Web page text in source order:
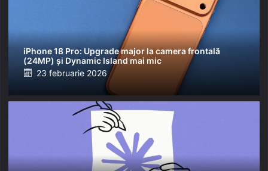
iPhone 18 Pro: Upgrade major la camera frontală
(24MP) și Dynamic Island mai mic
Posted
23 februarie 2026